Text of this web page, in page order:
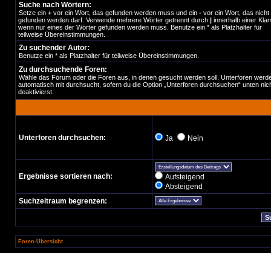
Suche nach Wörtern:
Setze ein + vor ein Wort, das gefunden werden muss und ein - vor ein Wort, das nicht
gefunden werden darf. Verwende mehrere Wörter getrennt durch | innerhalb einer
wenn nur eines der Wörter gefunden werden muss. Benutze ein * als Platzhalter für
teilweise Übereinstimmungen.
Zu suchender Autor:
Benutze ein * als Platzhalter für teilweise Übereinstimmungen.
Zu durchsuchende Foren:
Wähle das Forum oder die Foren aus, in denen gesucht werden soll. Unterforen
automatisch mit durchsucht, sofern du die Option „Unterforen durchsuchen“ unten
deaktivierst.
Unterforen durchsuchen: Ja Nein
Ergebnisse sortieren nach:
Aufsteigend
Absteigend
Suchzeitraum begrenzen:
Foren-Übersicht